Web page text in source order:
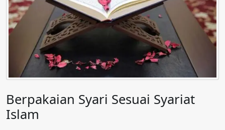
Berpakaian Syari Sesuai Syariat
Islam